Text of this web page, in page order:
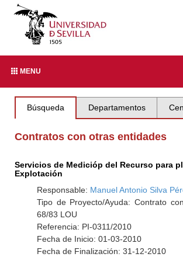
MENU
Búsqueda Departamentos
Contratos con otras entidades
Servicios de Medicióp del Recurso para
Explotación
Responsable: Manuel Antonio Silva
Tipo de Proyecto/Ayuda: Contrato
68/83 LOU
Referencia: PI-0311/2010
Fecha de Inicio: 01-03-2010
Fecha de Finalización: 31-12-2010